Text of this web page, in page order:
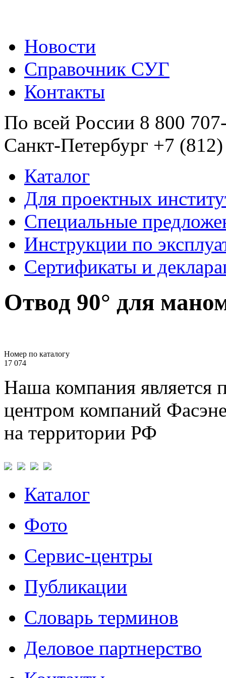
Новости
Справочник СУГ
Контакты
По всей России 8 800
Санкт-Петербург +7
Каталог
Для проектных
Специальные
Инструкции по
Сертификаты и
Отвод 90° для
Номер по каталогу
17 074
Наша компания является
центром компаний
на территории РФ
Каталог
Фото
Сервис-центры
Публикации
Словарь терминов
Деловое партнерство